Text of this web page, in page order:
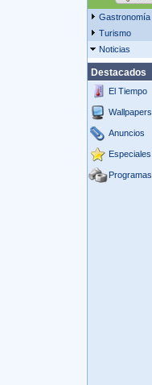
Gastronomía
Turismo
Noticias
Destacados
El Tiempo
Wallpapers
Anuncios
Especiales
Programas